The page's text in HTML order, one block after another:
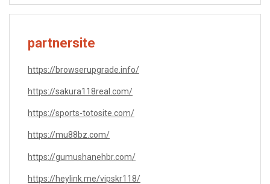
partnersite
https://browserupgrade.info/
https://sakura118real.com/
https://sports-totosite.com/
https://mu88bz.com/
https://gumushanehbr.com/
https://heylink.me/vipskr118/